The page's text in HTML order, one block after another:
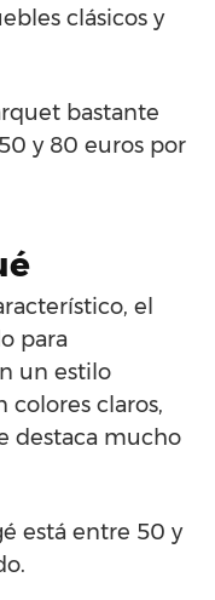
clásicos y
bastante
y 80 euros por
el
para
un estilo
claros,
destaca mucho
está entre 50 y